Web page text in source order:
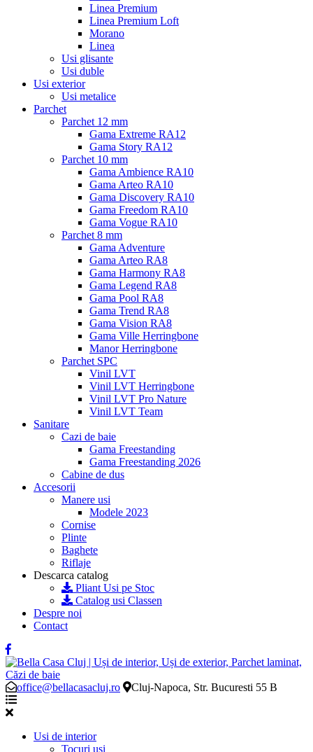
Linea Premium
Linea Premium Loft
Morano
Linea
Usi glisante
Usi duble
Usi exterior
Usi metalice
Parchet
Parchet 12 mm
Gama Extreme RA12
Gama Story RA12
Parchet 10 mm
Gama Ambience RA10
Gama Arteo RA10
Gama Discovery RA10
Gama Freedom RA10
Gama Vogue RA10
Parchet 8 mm
Gama Adventure
Gama Arteo RA8
Gama Harmony RA8
Gama Legend RA8
Gama Pool RA8
Gama Trend RA8
Gama Vision RA8
Gama Ville Herringbone
Manor Herringbone
Parchet SPC
Vinil LVT
Vinil LVT Herringbone
Vinil LVT Pro Nature
Vinil LVT Team
Sanitare
Cazi de baie
Gama Freestanding
Gama Freestanding 2026
Cabine de dus
Accesorii
Manere usi
Modele 2023
Cornise
Plinte
Baghete
Riflaje
Descarca catalog
Pliant Usi pe Stoc
Catalog usi Classen
Despre noi
Contact
office@bellacasacluj.ro Cluj-Napoca, Str. Bucuresti 55 B
Usi de interior
Tocuri usi